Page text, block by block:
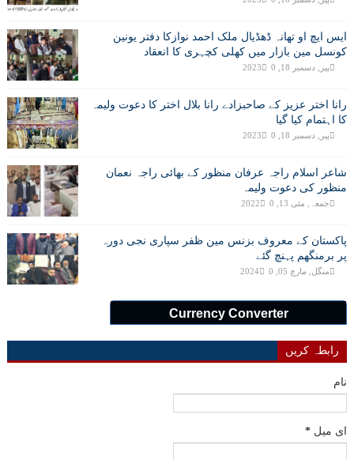
ایس ایچ او تھانہ ڈھڈیال ملک احمد نوازکا دفتر یونین
کونسل مین بازار میں کھلی کچہری کا انعقاد
پیر, دسمبر 18, 2023 0
رانا اختر عزیز کے صاحبزادے رانا بلال اختر کا دعوت ولیمہ
کا اہتمام کیا گیا
پیر, دسمبر 18, 2023 0
شاعر اسلام راجہ عرفان منظور کے بھائی راجہ نعمان
منظور کی دعوت ولیمہ
جمعہ, مئی 13, 2022 0
پاکستان کے معروف بزنس مین ظفر سپاری نجی دورہ
پر برمنگھم پہنچ گئے
منگل, مارچ 05, 2024 0
Currency Converter
رابطہ کریں
نام
ای میل *